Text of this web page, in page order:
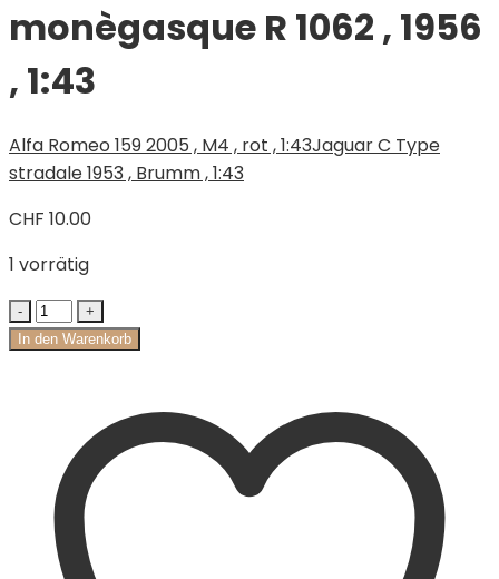
monègasque R 1062 , 1956
, 1:43
Alfa Romeo 159 2005 , M4 , rot , 1:43Jaguar C Type
stradale 1953 , Brumm , 1:43
CHF 10.00
1 vorrätig
In den Warenkorb